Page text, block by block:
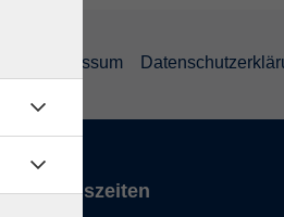
Impressum
Öffnungszeiten